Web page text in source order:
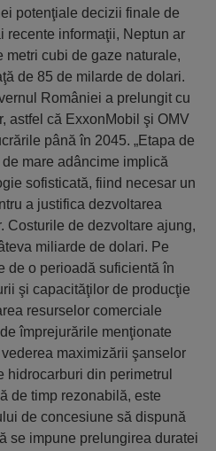
potenţiale decizii finale de
recente informaţii, Neptun ar
cubi de gaze naturale,
de 85 de milarde de dolari.
României a prelungit cu
astfel că ExxonMobil şi OMV
până în 2045. „Etapa de
mare adâncime implică
sofisticată, fiind necesar un
a justifica dezvoltarea
Costurile de dezvoltare ajung,
miliarde de dolari. Pe
de o perioadă suficientă în
şi capacităţilor de producţie
resurselor comerciale
împrejurările menţionate
maximizării şanselor
din perimetrul
de timp rezonabilă, este
de concesiune să dispună
se impune prelungirea duratei